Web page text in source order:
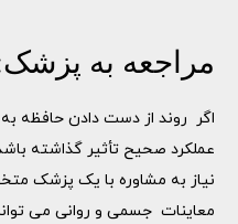
مراجعه به
اگر روند از دست دادن حافظه به
عملکرد صحیح تأثیر گذاشته
نیاز به مشاوره با یک پزشک
معاینات جسمی و روانی می